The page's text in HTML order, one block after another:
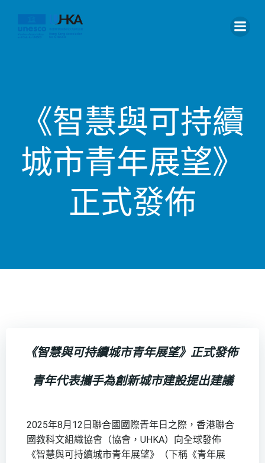
《智慧與可持續
城市青年展望》
正式發佈
《智慧與可持續城市青年展望》正式發佈
青年代表攜手為創新城市建設提出建議
2025年8月12日聯合國國際青年日之際，香港聯合
國教科文組織協會（協會，UHKA）向全球發佈
《智慧與可持續城市青年展望》（下稱《青年展